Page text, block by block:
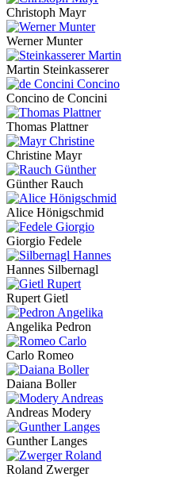
Christoph Mayr
Werner Munter
Martin Steinkasserer
Concino de Concini
Thomas Plattner
Christine Mayr
Günther Rauch
Alice Hönigschmid
Giorgio Fedele
Hannes Silbernagl
Rupert Gietl
Angelika Pedron
Carlo Romeo
Daiana Boller
Andreas Modery
Gunther Langes
Roland Zwerger